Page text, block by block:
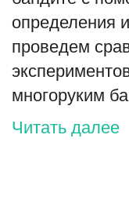
определения
проведем
многоруким
Читать далее